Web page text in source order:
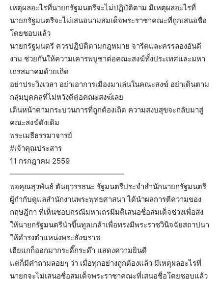
เหตุผลอะไรที่นายกรัฐมนตรีจะไม่ปฏิบัติตาม มีเหตุผลอะไรที่
นายกรัฐมนตรีจะไม่เสนอนามสมเด็จพระราชาคณะที่ถูกเสนอชื่อ
โดยชอบแล้ว
นายกรัฐมนตรี ควรปฏิบัติตามกฎหมาย จารีตและครรลองอันดี
งาม ช่วยกันให้ความเคารพบูชาต่อคณะสงฆ์ทั้งประเทศและมหา
เถรสมาคมด้วยเถิด
อย่าประวิงเวลา อย่าเอาการเมืองมาเล่นในคณะสงฆ์ อย่าเดินตาม
กลุ่มบุคคลที่ไม่หวังดีต่อคณะสงฆ์เลย
เดินหน้าตามกระบวนการที่ถูกต้องเถิด ความสงบสุขจะกลับมาสู่
คณะสงฆ์ดังเดิม
พระเมธีธรรมาจารย์
‪#‎เจ้าคุณประสาร‬
11 กรกฎาคม 2559
———————————————–
พอคุณสุวพันธ์ ตันยุวรรธนะ รัฐมนตรีประจำสำนักนายกรัฐมนตรี
ผู้กำกับดูแลสำนักงานพระพุทธศาสนา ได้นำผลการตีความของ
กฤษฎีกา ที่เห็นชอบกรณีมหาเถรมีมติเสนอชื่อสมเด็จช่วงเพื่อส่ง
ให้นายกรัฐมนตรีนำขึ้นทูลเกล้าเพื่อทรงมีพระราชวินิจฉัยสถาปนา
ให้ดำรงตำแหน่งพระสังฆราช
เฮียแกก็ออกมากระดี๊กระด๊า แสดงความยินดี
แต่ก็มีคำถามลอยๆ ว่า เมื่อทุกอย่างถูกต้องแล้ว มีเหตุผลอะไรที่
นายกจะไม่เสนอชื่อสมเด็จพระราชาคณะที่เสนอชื่อโดยชอบแล้ว